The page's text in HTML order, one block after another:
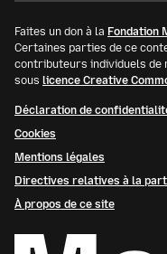
Faites un don à la Fondation
Certaines parties de ce
contributeurs individuels de
sous licence Creative
Déclaration de
Cookies
Mentions légales
Directives relatives à la
À propos de ce site